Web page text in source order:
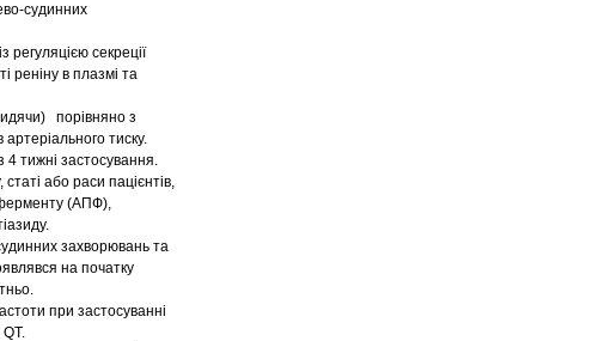
судинних
секреції
реніну в плазмі та
порівняно з
тиску.
4 тижні застосування.
або раси пацієнтів,
ферменту (АПФ),
захворювань та
на початку
при застосуванні